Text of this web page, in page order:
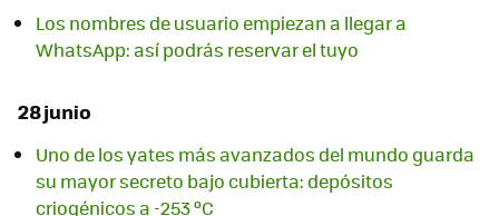
Los nombres de usuario empiezan a llegar a
WhatsApp: así podrás reservar el tuyo
28 junio
Uno de los yates más avanzados del mundo guarda
su mayor secreto bajo cubierta: depósitos
criogénicos a -253 ºC